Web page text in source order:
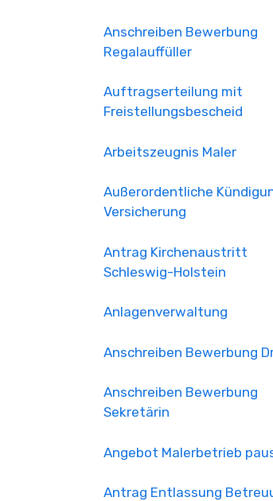
Anschreiben Bewerbung
Regalauffüller
Auftragserteilung mit
Freistellungsbescheid
Arbeitszeugnis Maler
Außerordentliche
Versicherung
Antrag Kirchenaustritt
Schleswig-Holstein
Anlagenverwaltung
Anschreiben Bewerbung
Anschreiben Bewerbung
Sekretärin
Angebot Malerbetrieb
Antrag Entlassung